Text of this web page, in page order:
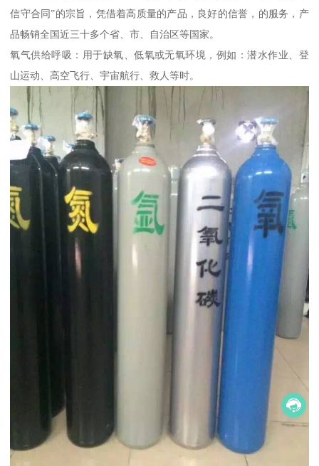
信守合同”的宗旨，凭借着高质量的产品，良好的信誉，的服务，产
品畅销全国近三十多个省、市、自治区等国家。
氧气供给呼吸：用于缺氧、低氧或无氧环境，例如：潜水作业、登
山运动、高空飞行、宇宙航行、救人等时。